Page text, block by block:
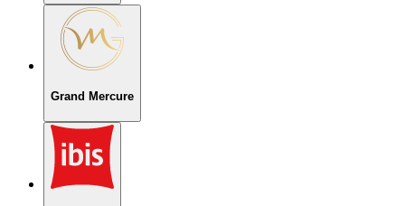
Grand Mercure